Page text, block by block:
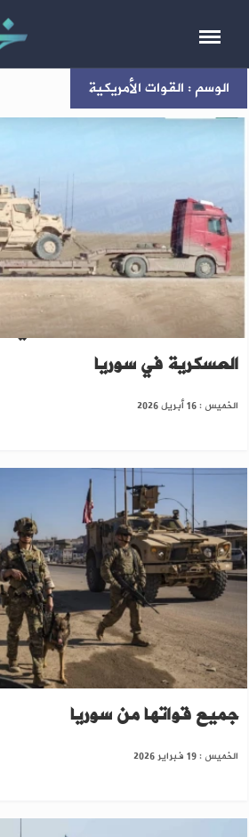
الوسم : القوات الأمريكية
الحسكة: القوات الأمريكية تخلي
العسكرية في سوريا
الخميس : 16 أبريل 2026
خلال الشهرين
جميع قواتها من سوريا
الخميس : 19 فبراير 2026